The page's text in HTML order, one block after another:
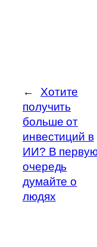
←
Хотите
получить
больше от
инвестиций в
ИИ? В
очередь
думайте о
людях